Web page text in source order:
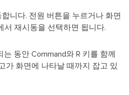
니다. 전원 버튼을 누르거나 화면
서 재시동을 선택하면 됩니다.
동안 Command와 R 키를 함께
가 화면에 나타날 때까지 잡고 있